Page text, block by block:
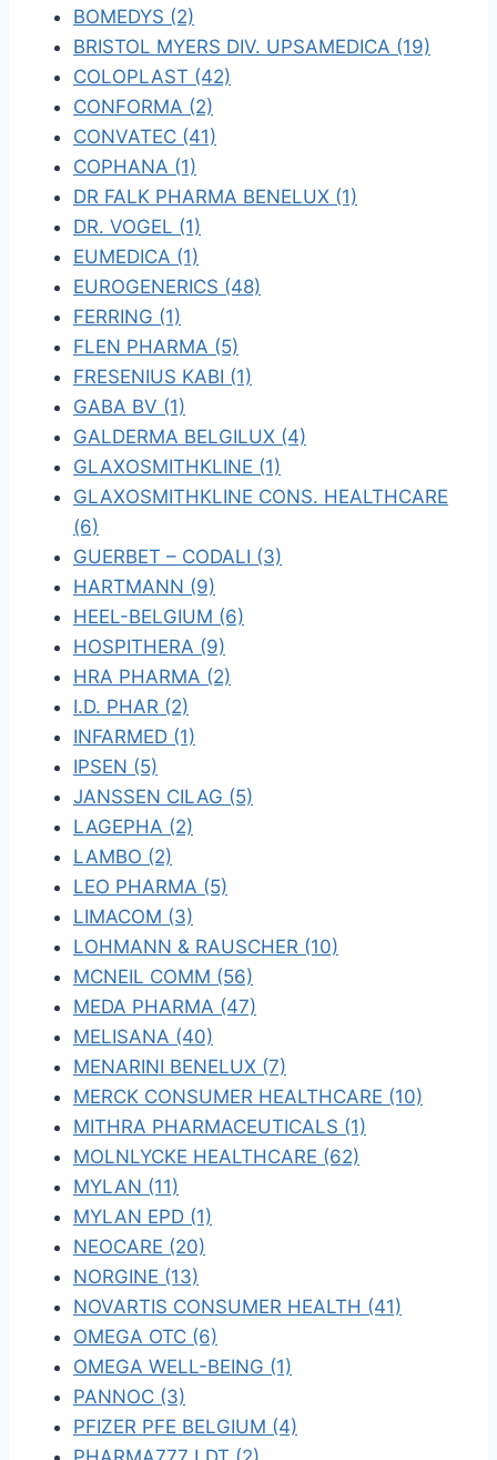
BOMEDYS (2)
BRISTOL MYERS DIV. UPSAMEDICA (19)
COLOPLAST (42)
CONFORMA (2)
CONVATEC (41)
COPHANA (1)
DR FALK PHARMA BENELUX (1)
DR. VOGEL (1)
EUMEDICA (1)
EUROGENERICS (48)
FERRING (1)
FLEN PHARMA (5)
FRESENIUS KABI (1)
GABA BV (1)
GALDERMA BELGILUX (4)
GLAXOSMITHKLINE (1)
GLAXOSMITHKLINE CONS. HEALTHCARE
(6)
GUERBET – CODALI (3)
HARTMANN (9)
HEEL-BELGIUM (6)
HOSPITHERA (9)
HRA PHARMA (2)
I.D. PHAR (2)
INFARMED (1)
IPSEN (5)
JANSSEN CILAG (5)
LAGEPHA (2)
LAMBO (2)
LEO PHARMA (5)
LIMACOM (3)
LOHMANN & RAUSCHER (10)
MCNEIL COMM (56)
MEDA PHARMA (47)
MELISANA (40)
MENARINI BENELUX (7)
MERCK CONSUMER HEALTHCARE (10)
MITHRA PHARMACEUTICALS (1)
MOLNLYCKE HEALTHCARE (62)
MYLAN (11)
MYLAN EPD (1)
NEOCARE (20)
NORGINE (13)
NOVARTIS CONSUMER HEALTH (41)
OMEGA OTC (6)
OMEGA WELL-BEING (1)
PANNOC (3)
PFIZER PFE BELGIUM (4)